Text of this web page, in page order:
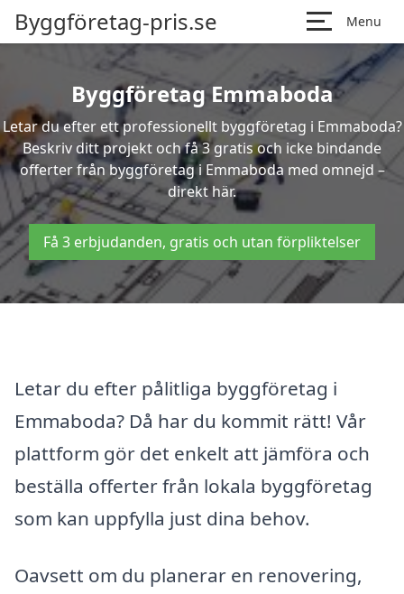
Byggföretag-pris.se Menu
Byggföretag Emmaboda
Letar du efter ett professionellt byggföretag i Emmaboda?
Beskriv ditt projekt och få 3 gratis och icke bindande
offerter från byggföretag i Emmaboda med omnejd –
direkt här.
Få 3 erbjudanden, gratis och utan förpliktelser
Letar du efter pålitliga byggföretag i
Emmaboda? Då har du kommit rätt! Vår
plattform gör det enkelt att jämföra och
beställa offerter från lokala byggföretag
som kan uppfylla just dina behov.
Oavsett om du planerar en renovering,